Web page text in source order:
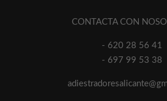
CONTACTA CON
- 620 28 56 41
- 697 99 53 38